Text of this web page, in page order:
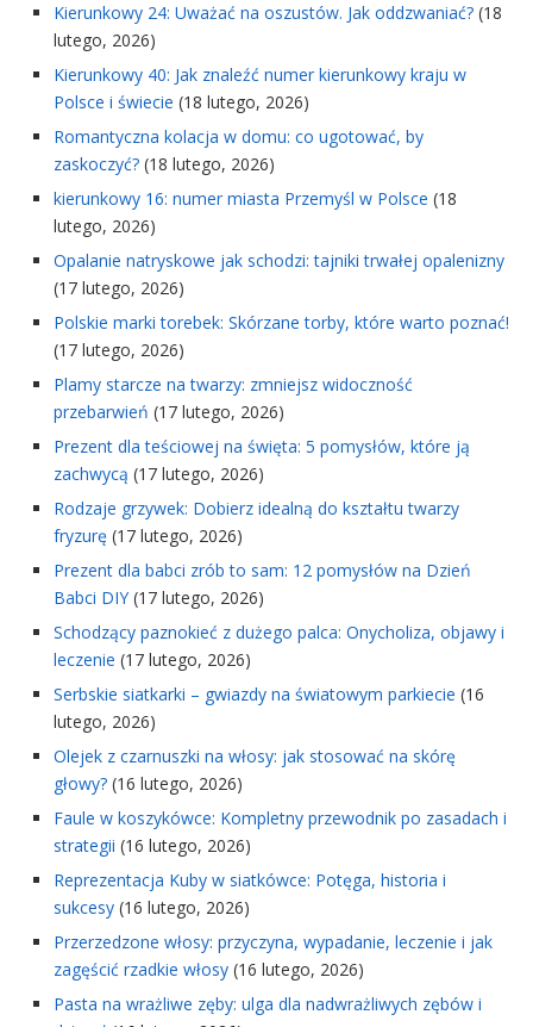
Kierunkowy 24: Uważać na oszustów. Jak oddzwaniać? (18
lutego, 2026)
Kierunkowy 40: Jak znaleźć numer kierunkowy kraju w
Polsce i świecie (18 lutego, 2026)
Romantyczna kolacja w domu: co ugotować, by
zaskoczyć? (18 lutego, 2026)
kierunkowy 16: numer miasta Przemyśl w Polsce (18
lutego, 2026)
Opalanie natryskowe jak schodzi: tajniki trwałej opalenizny
(17 lutego, 2026)
Polskie marki torebek: Skórzane torby, które warto poznać!
(17 lutego, 2026)
Plamy starcze na twarzy: zmniejsz widoczność
przebarwień (17 lutego, 2026)
Prezent dla teściowej na święta: 5 pomysłów, które ją
zachwycą (17 lutego, 2026)
Rodzaje grzywek: Dobierz idealną do kształtu twarzy
fryzurę (17 lutego, 2026)
Prezent dla babci zrób to sam: 12 pomysłów na Dzień
Babci DIY (17 lutego, 2026)
Schodzący paznokieć z dużego palca: Onycholiza, objawy i
leczenie (17 lutego, 2026)
Serbskie siatkarki – gwiazdy na światowym parkiecie (16
lutego, 2026)
Olejek z czarnuszki na włosy: jak stosować na skórę
głowy? (16 lutego, 2026)
Faule w koszykówce: Kompletny przewodnik po zasadach i
strategii (16 lutego, 2026)
Reprezentacja Kuby w siatkówce: Potęga, historia i
sukcesy (16 lutego, 2026)
Przerzedzone włosy: przyczyna, wypadanie, leczenie i jak
zagęścić rzadkie włosy (16 lutego, 2026)
Pasta na wrażliwe zęby: ulga dla nadwrażliwych zębów i